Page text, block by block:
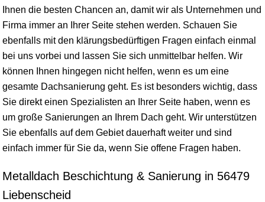
Ihnen die besten Chancen an, damit wir als Unternehmen und
Firma immer an Ihrer Seite stehen werden. Schauen Sie
ebenfalls mit den klärungsbedürftigen Fragen einfach einmal
bei uns vorbei und lassen Sie sich unmittelbar helfen. Wir
können Ihnen hingegen nicht helfen, wenn es um eine
gesamte Dachsanierung geht. Es ist besonders wichtig, dass
Sie direkt einen Spezialisten an Ihrer Seite haben, wenn es
um große Sanierungen an Ihrem Dach geht. Wir unterstützen
Sie ebenfalls auf dem Gebiet dauerhaft weiter und sind
einfach immer für Sie da, wenn Sie offene Fragen haben.
Metalldach Beschichtung & Sanierung in 56479
Liebenscheid